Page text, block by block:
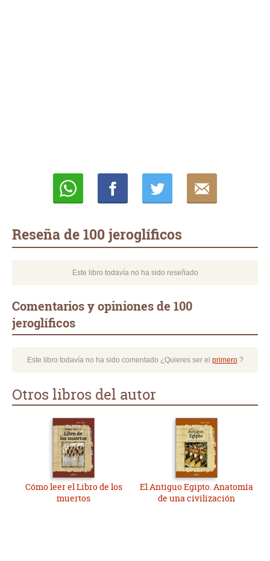
Reseña de 100 jeroglíficos
Este libro todavía no ha sido reseñado
Comentarios y opiniones de 100
jeroglíficos
Este libro todavía no ha sido comentado ¿Quieres ser el primero?
Otros libros del autor
Cómo leer el Libro de los
muertos
El Antiguo Egipto. Anatomía
de una civilización